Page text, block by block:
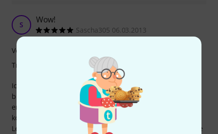
S Wow!
Sascha305 06.03.2013
Ich habe den Gurt vor kurzem geschenkt bekommen und
bin mehr als beeindruckt. Das Leder ist an den
entscheidenden Stellen toll vernäht und der Gurt füllt den
kompletten Gitarrenkoffer mit einem angenehmen
Lederduft. Nimmt man den Gurt in die Hand spürt man die
Verarbeitung
Tragekomfort